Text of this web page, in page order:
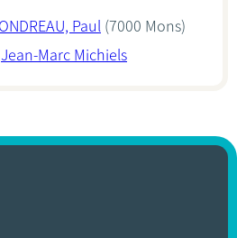
Paul (7000 Mons)
Jean-Marc Michiels